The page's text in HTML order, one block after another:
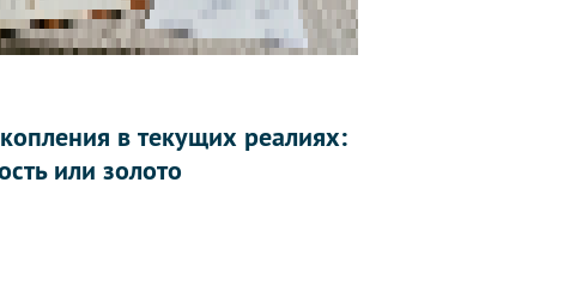
в текущих реалиях:
или золото